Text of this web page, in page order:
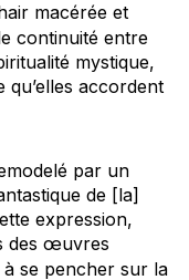
macérée et
continuité entre
mystique,
accordent
par un
de [la]
expression,
des œuvres
à se pencher sur la